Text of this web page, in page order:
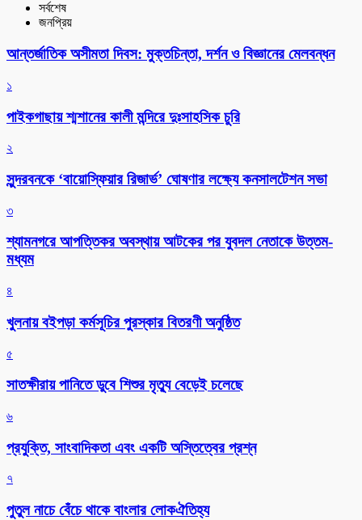
সর্বশেষ
জনপ্রিয়
আন্তর্জাতিক অসীমতা দিবস: মুক্তচিন্তা, দর্শন ও বিজ্ঞানের মেলবন্ধন
১
পাইকগাছায় শ্মশানের কালী মন্দিরে দুঃসাহসিক চুরি
২
সুন্দরবনকে ‘বায়োস্ফিয়ার রিজার্ভ’ ঘোষণার লক্ষ্যে কনসালটেশন সভা
৩
শ্যামনগরে আপত্তিকর অবস্থায় আটকের পর যুবদল নেতাকে উত্তম-
মধ্যম
৪
খুলনায় বইপড়া কর্মসূচির পুরস্কার বিতরণী অনুষ্ঠিত
৫
সাতক্ষীরায় পানিতে ডুবে শিশুর মৃত্যু বেড়েই চলেছে
৬
প্রযুক্তি, সাংবাদিকতা এবং একটি অস্তিত্বের প্রশ্ন
৭
পুতুল নাচে বেঁচে থাকে বাংলার লোকঐতিহ্য